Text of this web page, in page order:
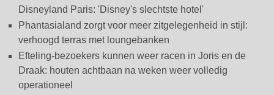
Disneyland Paris: 'Disney's slechtste hotel'
Phantasialand zorgt voor meer zitgelegenheid in stijl:
verhoogd terras met loungebanken
Efteling-bezoekers kunnen weer racen in Joris en de
Draak: houten achtbaan na weken weer volledig
operationeel